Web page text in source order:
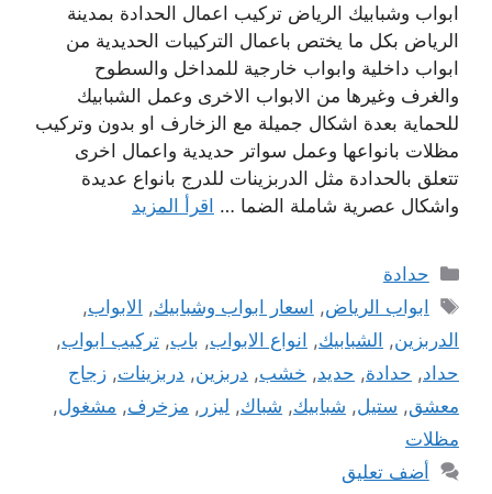
ابواب وشبابيك الرياض تركيب اعمال الحدادة بمدينة
الرياض بكل ما يختص باعمال التركيبات الحديدية من
ابواب داخلية وابواب خارجية للمداخل والسطوح
والغرف وغيرها من الابواب الاخرى وعمل الشبابيك
للحماية بعدة اشكال جميلة مع الزخارف او بدون وتركيب
مظلات بانواعها وعمل سواتر حديدية واعمال اخرى
تتعلق بالحدادة مثل الدربزينات للدرج بانواع عديدة
واشكال عصرية شاملة الضما … اقرأ المزيد
التصنيفات
حدادة
الوسوم
ابواب الرياض, اسعار ابواب وشبابيك, الابواب,
الدربزين, الشبابيك, انواع الابواب, باب, تركيب ابواب,
حداد, حدادة, حديد, خشب, دربزين, دربزينات, زجاج
معشق, ستيل, شبابيك, شباك, ليزر , مزخرف, مشغول,
مظلات
أضف تعليق